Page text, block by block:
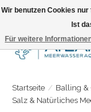
Täglicher Versand.
Startseite / Balling &
Salz & Natürliches
Wir benutzen Cookies
Ist
Für weitere